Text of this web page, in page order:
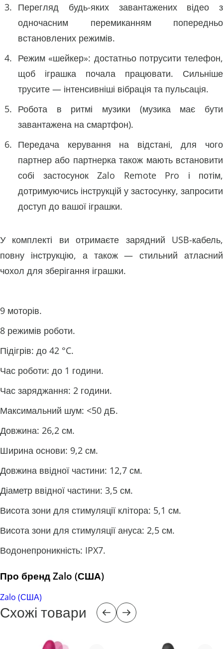
Перегляд будь-яких завантажених відео з
одночасним перемиканням попередньо
встановлених режимів.
Режим «шейкер»: достатньо потрусити телефон,
щоб іграшка почала працювати. Сильніше
трусите — інтенсивніші вібрація та пульсація.
Робота в ритмі музики (музика має бути
завантажена на смартфон).
Передача керування на відстані, для чого
партнер або партнерка також мають встановити
собі застосунок Zalo Remote Pro і потім,
дотримуючись інструкцій у застосунку, запросити
доступ до вашої іграшки.
У комплекті ви отримаєте зарядний USB-кабель,
повну інструкцію, а також — стильний атласний
чохол для зберігання іграшки.
9 моторів.
8 режимів роботи.
Підігрів: до 42 °C.
Час роботи: до 1 години.
Час заряджання: 2 години.
Максимальний шум: <50 дБ.
Довжина: 26,2 см.
Ширина основи: 9,2 см.
Довжина ввідної частини: 12,7 см.
Діаметр ввідної частини: 3,5 см.
Висота зони для стимуляції клітора: 5,1 см.
Висота зони для стимуляції ануса: 2,5 см.
Водонепроникність: IPX7.
Про бренд Zalo (США)
Zalo (США)
Схожі товари